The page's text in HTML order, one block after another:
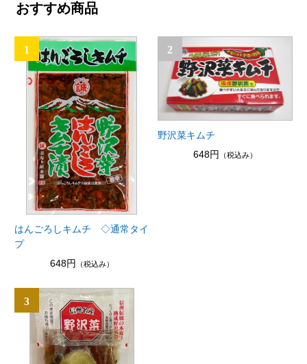
おすすめ商品
1
はんごろしキムチ ◇通常タイ
プ
648円
（税込み）
2
野沢菜キムチ
648円
（税込み）
3